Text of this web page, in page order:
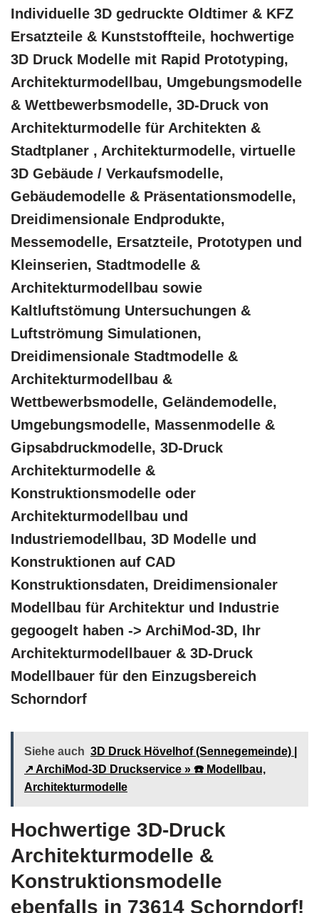
Individuelle 3D gedruckte Oldtimer & KFZ
Ersatzteile & Kunststoffteile, hochwertige
3D Druck Modelle mit Rapid Prototyping,
Architekturmodellbau, Umgebungsmodelle
& Wettbewerbsmodelle, 3D-Druck von
Architekturmodelle für Architekten &
Stadtplaner , Architekturmodelle, virtuelle
3D Gebäude / Verkaufsmodelle,
Gebäudemodelle & Präsentationsmodelle,
Dreidimensionale Endprodukte,
Messemodelle, Ersatzteile, Prototypen und
Kleinserien, Stadtmodelle &
Architekturmodellbau sowie
Kaltluftstömung Untersuchungen &
Luftströmung Simulationen,
Dreidimensionale Stadtmodelle &
Architekturmodellbau &
Wettbewerbsmodelle, Geländemodelle,
Umgebungsmodelle, Massenmodelle &
Gipsabdruckmodelle, 3D-Druck
Architekturmodelle &
Konstruktionsmodelle oder
Architekturmodellbau und
Industriemodellbau, 3D Modelle und
Konstruktionen auf CAD
Konstruktionsdaten, Dreidimensionaler
Modellbau für Architektur und Industrie
gegoogelt haben -> ArchiMod-3D, Ihr
Architekturmodellbauer & 3D-Druck
Modellbauer für den Einzugsbereich
Schorndorf
Siehe auch 3D Druck Hövelhof (Sennegemeinde) |
↗️ ArchiMod-3D Druckservice » ☎️ Modellbau,
Architekturmodelle
Hochwertige 3D-Druck
Architekturmodelle &
Konstruktionsmodelle
ebenfalls in 73614 Schorndorf!